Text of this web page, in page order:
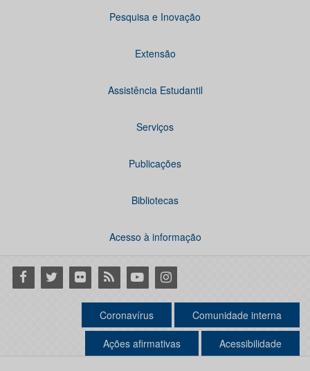
Pesquisa e Inovação
Extensão
Assistência Estudantil
Serviços
Publicações
Bibliotecas
Acesso à informação
Facebook
Twitter Flickr RSS YoutubeInstagram
Coronavírus Comunidade interna
Ações afirmativas Acessibilidade